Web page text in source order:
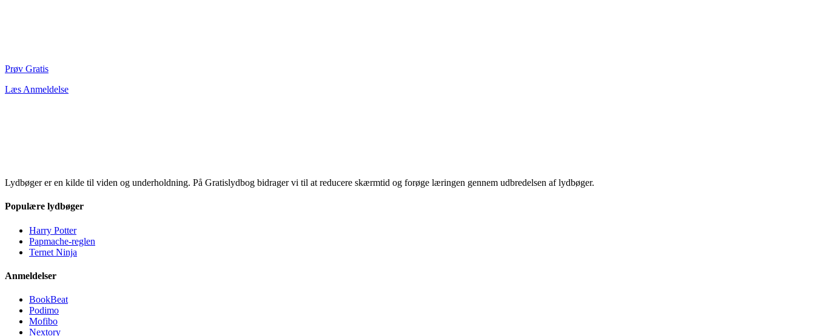
Prøv Gratis
Læs Anmeldelse
Lydbøger er en kilde til viden og underholdning. På Gratislydbog bidrager vi til at reducere skærmtid og forøge læringen gennem udbredelsen af lydbøger.
Populære lydbøger
Harry Potter
Papmache-reglen
Ternet Ninja
Anmeldelser
BookBeat
Podimo
Mofibo
Nextory